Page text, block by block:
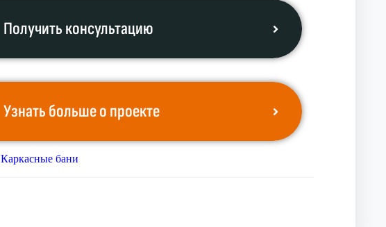
Получить консультацию
Узнать больше о проекте
Каркасные бани